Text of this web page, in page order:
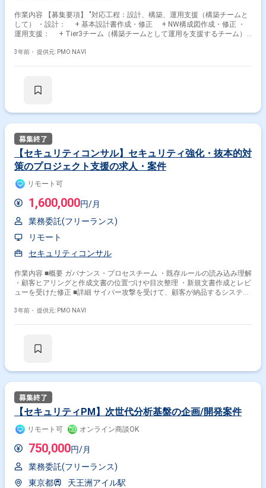
作業内容 【募集要項】 "対応工程：設計、構築、運用支援（構築チームと
して） ・設計： + 基本設計書作成・修正 + NW構成図作成・修正 ・
運用支援： + Tier3チーム（構築チームとして運用を支援するチーム）
調査依頼対応 + 運用手順書作成 + 運用フロー整備（フロー図作成とい
3年前・ 提供元: PMO NAVI
【セキュリティコンサル】セキュリティ強化・抜本的対
策のプロジェクト支援の求人・案件
リモート可
1,600,000円/月
業務委託(フリーランス)
リモート
セキュリティコンサル
作業内容 ■概要 ガバナンス・プロセスチーム ・既存ルールの読み込み理解
・顧客ヒアリングと作成文書の位置づけや目次整理 ・新規文書作成とレビ
ューを受けた修正 ■詳細 サイバー攻撃を受けて、顧客が納品するシステム
データの取り扱いのためのプロセスの整理、調整とSierの要件定義作成の
3年前・ 提供元: PMO NAVI
【セキュリティPM】次世代分析基盤の企画/開発案件
リモート可 オンライン商談OK
750,000円/月
業務委託(フリーランス)
東京都
天王洲アイル駅